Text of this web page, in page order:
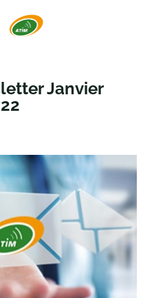
Janvier